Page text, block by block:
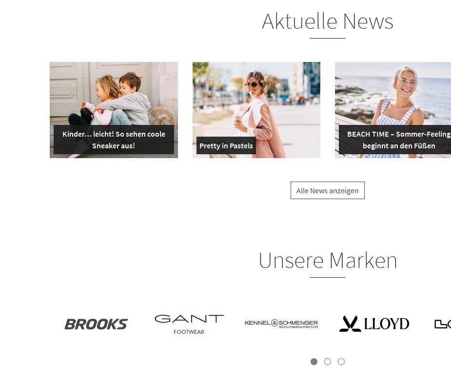
Aktuelle News
Kinder… leicht! So sehen coole
Sneaker aus!
Pretty in Pastels
BEACH TIME – Sommer-Feeling
beginnt an den Füßen
Alle News anzeigen
Unsere Marken